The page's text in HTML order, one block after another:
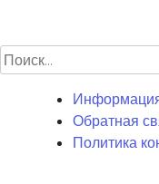
Найти:
Обратная
Политика